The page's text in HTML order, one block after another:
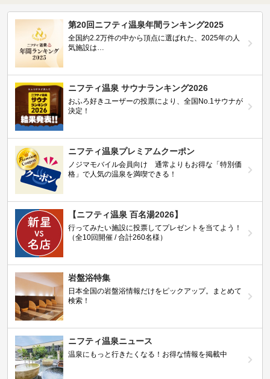
第20回ニフティ温泉年間ランキング2025
全国約2.2万件の中から頂点に選ばれた、2025年の人
気施設は…
ニフティ温泉 サウナランキング2026
おふろ好きユーザーの投票により、全国No.1サウナが
決定！
ニフティ温泉プレミアムクーポン
ノジマモバイル会員向け 通常よりもお得な「特別価
格」で人気の温泉を満喫できる！
【ニフティ温泉 百名湯2026】
行ってみたい施設に投票してプレゼントを当てよう！
（全10回開催 / 合計260名様）
岩盤浴特集
日本全国の岩盤浴情報だけをピックアップ。まとめて
検索！
ニフティ温泉ニュース
温泉にもっと行きたくなる！お得な情報を掲載中